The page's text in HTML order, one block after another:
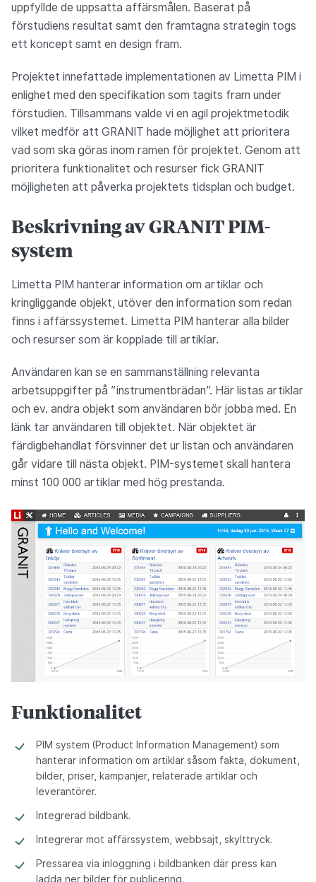
uppfyllde de uppsatta affärsmålen. Baserat på
förstudiens resultat samt den framtagna strategin togs
ett koncept samt en design fram.
Projektet innefattade implementationen av Limetta PIM i
enlighet med den specifikation som tagits fram under
förstudien. Tillsammans valde vi en agil projektmetodik
vilket medför att GRANIT hade möjlighet att prioritera
vad som ska göras inom ramen för projektet. Genom att
prioritera funktionalitet och resurser fick GRANIT
möjligheten att påverka projektets tidsplan och budget.
Beskrivning av GRANIT PIM-
system
Limetta PIM hanterar information om artiklar och
kringliggande objekt, utöver den information som redan
finns i affärssystemet. Limetta PIM hanterar alla bilder
och resurser som är kopplade till artiklar.
Användaren kan se en sammanställning relevanta
arbetsuppgifter på ”instrumentbrädan”. Här listas artiklar
och ev. andra objekt som användaren bör jobba med. En
länk tar användaren till objektet. När objektet är
färdigbehandlat försvinner det ur listan och användaren
går vidare till nästa objekt. PIM-systemet skall hantera
minst 100 000 artiklar med hög prestanda.
Funktionalitet
PIM system (Product Information Management) som
hanterar information om artiklar såsom fakta, dokument,
bilder, priser, kampanjer, relaterade artiklar och
leverantörer.
Integrerad bildbank.
Integrerar mot affärssystem, webbsajt, skylttryck.
Pressarea via inloggning i bildbanken där press kan
ladda ner bilder för publicering.